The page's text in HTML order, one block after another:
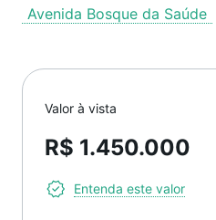
Avenida Bosque da Saúde
Valor à vista
R$ 1.450.000
Entenda este valor